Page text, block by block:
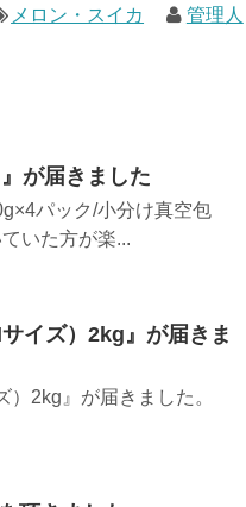
メロン・スイカ 管理人
が届きました
パック/小分け真空包
いた方が楽...
イズ）2kg』が届きま
2kg』が届きました。